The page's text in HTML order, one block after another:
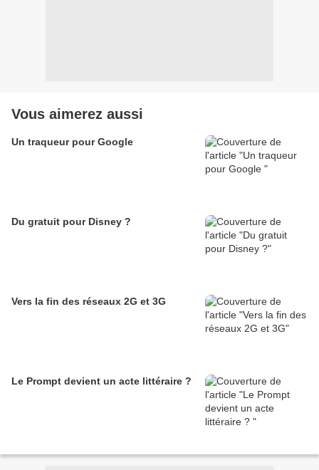
Vous aimerez aussi
Un traqueur pour Google
Du gratuit pour Disney ?
Vers la fin des réseaux 2G et 3G
Le Prompt devient un acte littéraire ?